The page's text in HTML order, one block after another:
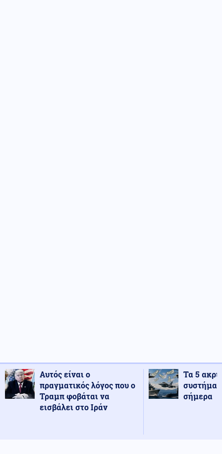
Αυτός είναι ο
πραγματικός λόγος που ο
Τραμπ φοβάται να
εισβάλει στο Ιράν
Τα 5
σήμερα